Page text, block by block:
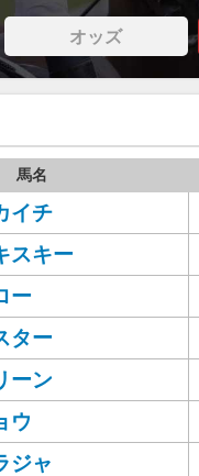
オッズ
馬名
イチ
スキー
ー
ター
ーン
ウ
ジャ